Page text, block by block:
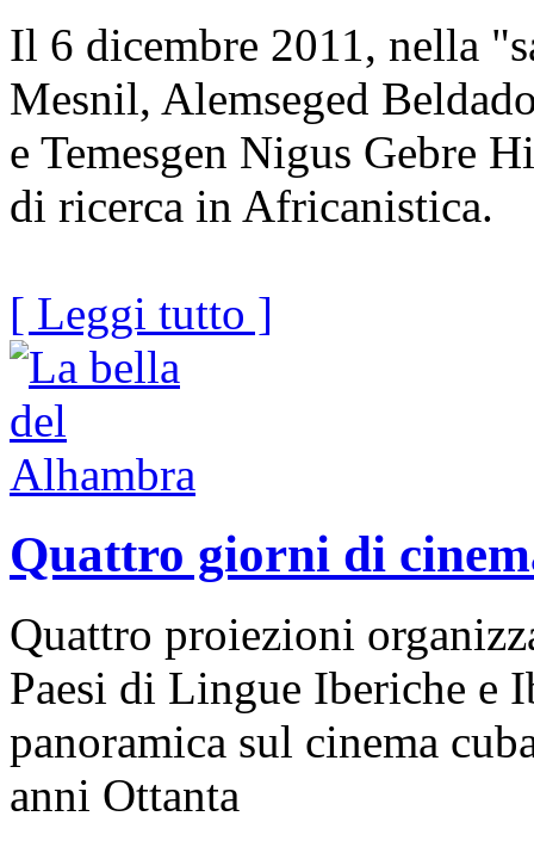
Il 6 dicembre 2011, nella
Mesnil, Alemseged
e Temesgen Nigus Gebre
di ricerca in Africanistica.
[ Leggi tutto ]
Quattro giorni di
Quattro proiezioni
Paesi di Lingue Iberiche e
panoramica sul cinema
anni Ottanta